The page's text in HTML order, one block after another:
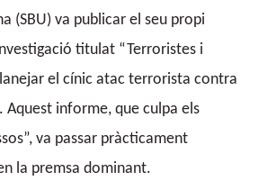
(SBU) va publicar el seu propi
titulat “Terroristes i
el cínic atac terrorista contra
Aquest informe, que culpa els
va passar pràcticament
la premsa dominant.